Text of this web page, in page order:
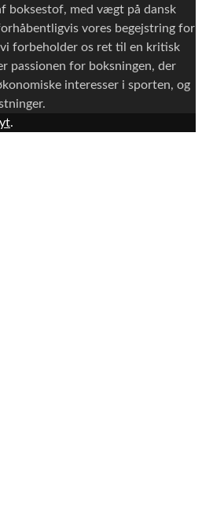
boksestof, med vægt på dansk
vores begejstring for
forbeholder os ret til en kritisk
passionen for boksningen, der
interesser i sporten, og
.